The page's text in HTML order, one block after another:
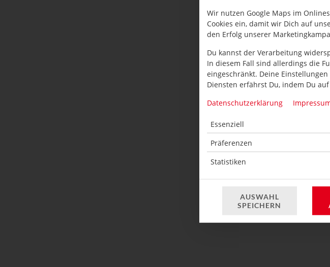
Wir nutzen Google Maps im
Cookies ein, damit wir Dich auf
den Erfolg unserer
Du kannst der Verarbeitung
In diesem Fall sind allerdings die
eingeschränkt. Deine
Diensten erfährst Du, indem Du
Datenschutzerklärung
Essenziell
Präferenzen
Statistiken
AUSWAHL
SPEICHERN